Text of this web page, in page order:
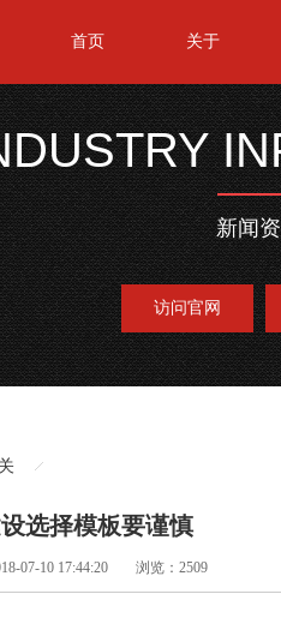
首页 关于
新闻
访问官网
选择模板要谨慎
07-10 17:44:20 浏览：2509